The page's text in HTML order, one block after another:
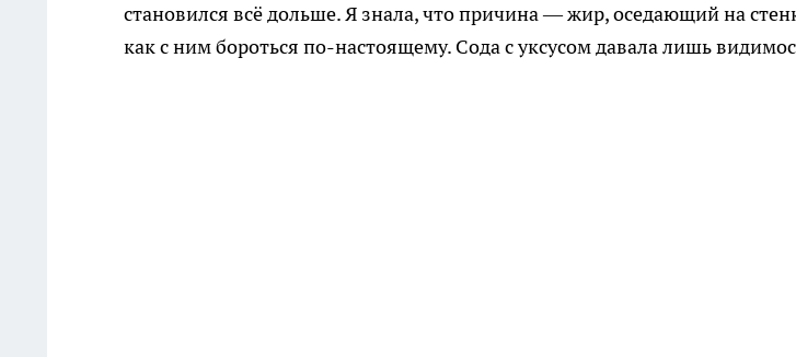
становился всё дольше. Я знала, что причина — жир, оседающий на
как с ним бороться по-настоящему. Сода с уксусом давала лишь